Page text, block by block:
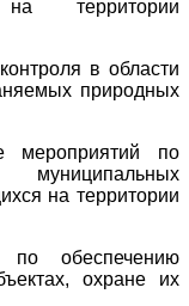
территории
в области
природных
мероприятий по
муниципальных
на территории
по обеспечению
охране их